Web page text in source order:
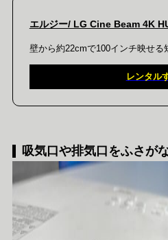
エルジー/ LG Cine Beam 4K
壁から約22cmで100インチ映せる
レンタル
吸気口や排気口をふさが